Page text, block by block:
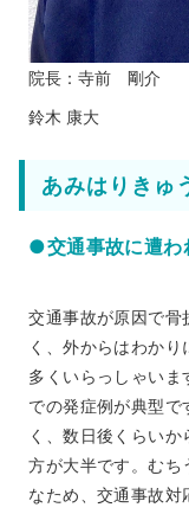
院長：寺前 剛介
鈴木 康大
あみはりきゅ
●交通事故に遭
交通事故が原因で骨
く、外からはわか
多くいらっしゃいま
での発症例が典型で
く、数日後くらい
方が大半です。むち
なため、交通事故対